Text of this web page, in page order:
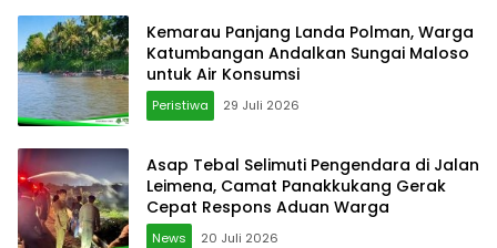
Kemarau Panjang Landa Polman, Warga
Katumbangan Andalkan Sungai Maloso
untuk Air Konsumsi
Peristiwa 29 Juli 2026
Asap Tebal Selimuti Pengendara di Jalan
Leimena, Camat Panakkukang Gerak
Cepat Respons Aduan Warga
News 20 Juli 2026